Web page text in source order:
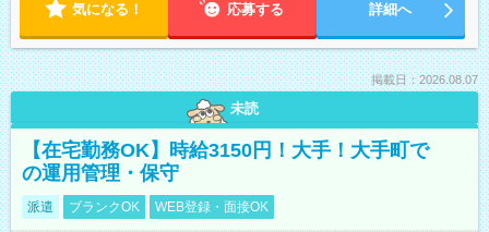
気になる！ 応募する 詳細へ
掲載日：2026.08.07
未読
【在宅勤務OK】時給3150円！大手！大手町で
の運用管理・保守
派遣 ブランクOK WEB登録・面接OK